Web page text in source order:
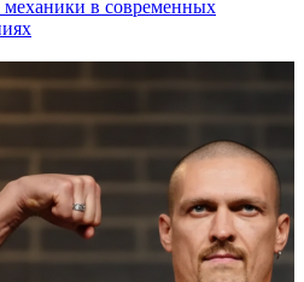
в современных